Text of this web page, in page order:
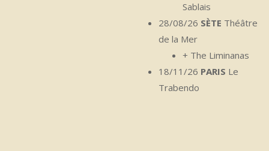
Sablais
28/08/26 SÈTE Théâtre
de la Mer
+ The Liminanas
18/11/26 PARIS Le
Trabendo